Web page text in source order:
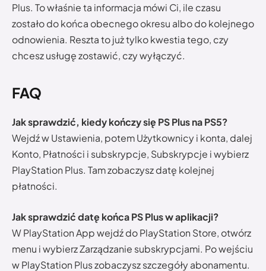
Plus. To właśnie ta informacja mówi Ci, ile czasu
zostało do końca obecnego okresu albo do kolejnego
odnowienia. Reszta to już tylko kwestia tego, czy
chcesz usługę zostawić, czy wyłączyć.
FAQ
Jak sprawdzić, kiedy kończy się PS Plus na PS5?
Wejdź w Ustawienia, potem Użytkownicy i konta, dalej
Konto, Płatności i subskrypcje, Subskrypcje i wybierz
PlayStation Plus. Tam zobaczysz datę kolejnej
płatności.
Jak sprawdzić datę końca PS Plus w aplikacji?
W PlayStation App wejdź do PlayStation Store, otwórz
menu i wybierz Zarządzanie subskrypcjami. Po wejściu
w PlayStation Plus zobaczysz szczegóły abonamentu.